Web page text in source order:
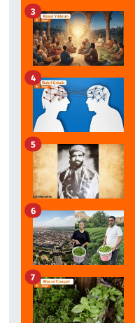
3
4
5
6
7